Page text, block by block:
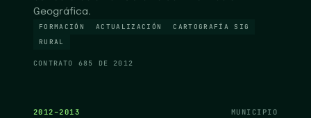
Geográfica.
FORMACIÓN ACTUALIZACIÓN
CARTOGRAFÍA SIG
RURAL
CONTRATO 685 DE 2012
2012–2013 MUNICIPIO